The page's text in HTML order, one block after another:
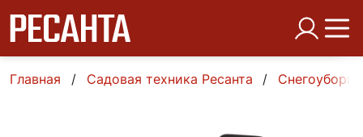
Главная Садовая техника Ресанта